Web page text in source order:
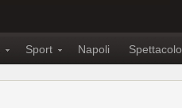
Sport Napoli Spettacolo